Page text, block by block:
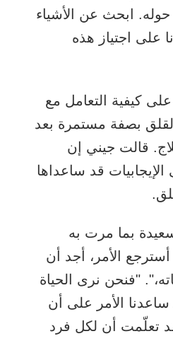
ابحث عن الأشياء
على اجتياز هذه
كيفية التعامل مع
بصفة مستمرة بعد
قالت جيني إن
الإيجابيات قد ساعداها
بما مرت به
الأمر، أجد أن
"فنحن نرى الحياة
الأمر على أن
تعلّمت أن لكل فرد